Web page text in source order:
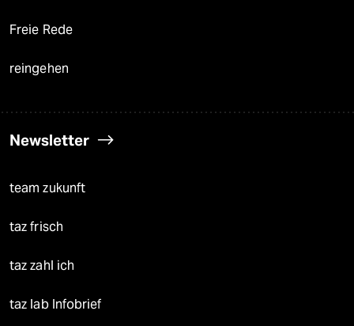
Freie Rede
reingehen
Newsletter
team zukunft
taz frisch
taz zahl ich
taz lab Infobrief